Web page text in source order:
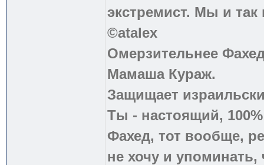
экстремист. Мы и
©atalex
Омерзительнее
Мамаша Кураж.
Защищает
Ты - настоящий,
Фахед, тот вообще,
не хочу и